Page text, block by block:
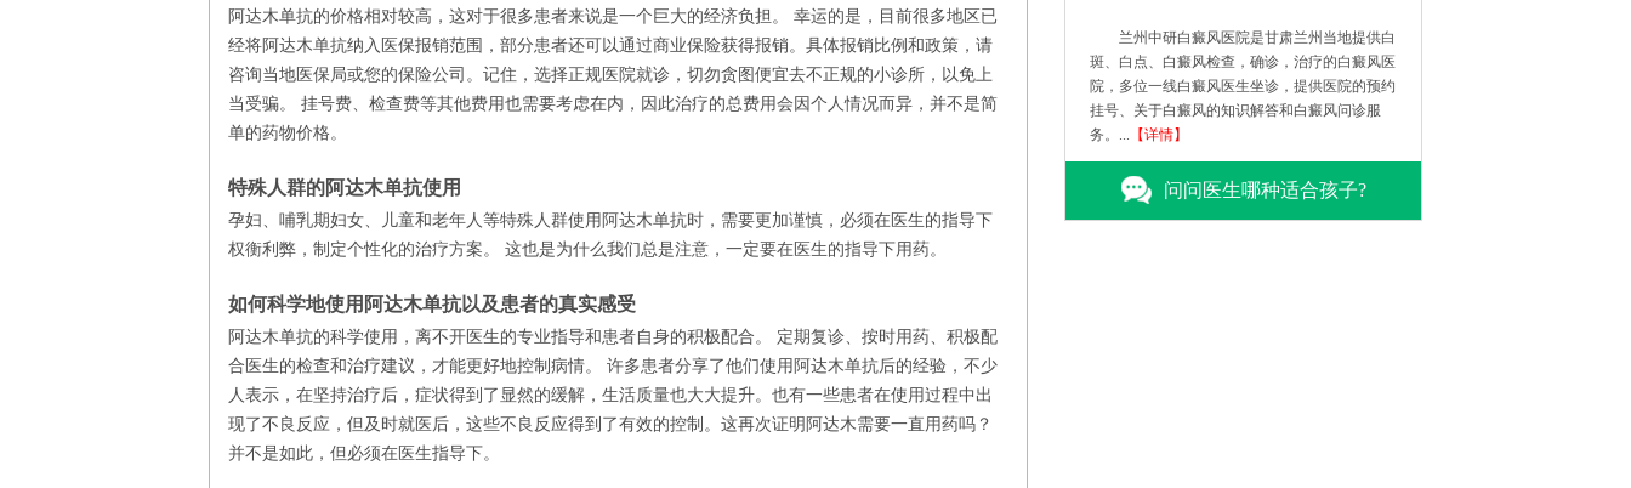
阿达木单抗的价格相对较高，这对于很多患者来说是一个巨大的经济负担。 幸运的是，目前很多地区已
经将阿达木单抗纳入医保报销范围，部分患者还可以通过商业保险获得报销。具体报销比例和政策，请
咨询当地医保局或您的保险公司。记住，选择正规医院就诊，切勿贪图便宜去不正规的小诊所，以免上
当受骗。 挂号费、检查费等其他费用也需要考虑在内，因此治疗的总费用会因个人情况而异，并不是简
单的药物价格。
特殊人群的阿达木单抗使用
孕妇、哺乳期妇女、儿童和老年人等特殊人群使用阿达木单抗时，需要更加谨慎，必须在医生的指导下
权衡利弊，制定个性化的治疗方案。 这也是为什么我们总是注意，一定要在医生的指导下用药。
如何科学地使用阿达木单抗以及患者的真实感受
阿达木单抗的科学使用，离不开医生的专业指导和患者自身的积极配合。 定期复诊、按时用药、积极配
合医生的检查和治疗建议，才能更好地控制病情。 许多患者分享了他们使用阿达木单抗后的经验，不少
人表示，在坚持治疗后，症状得到了显然的缓解，生活质量也大大提升。也有一些患者在使用过程中出
现了不良反应，但及时就医后，这些不良反应得到了有效的控制。这再次证明阿达木需要一直用药吗？
并不是如此，但必须在医生指导下。
兰州中研白癜风医院是甘肃兰州当地提供白
斑、白点、白癜风检查，确诊，治疗的白癜风医
院，多位一线白癜风医生坐诊，提供医院的预约
挂号、关于白癜风的知识解答和白癜风问诊服
务。... 【详情】
问问医生哪种适合孩子?